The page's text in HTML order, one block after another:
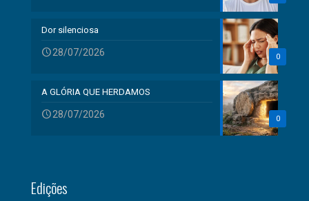
0
Dor silenciosa
28/07/2026
0
A GLÓRIA QUE HERDAMOS
28/07/2026
Edições